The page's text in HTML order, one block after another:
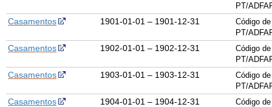
PT/
Casamentos 1901-01-01 – 1901-12-31
Código
PT/
Casamentos 1902-01-01 – 1902-12-31
Código
PT/
Casamentos 1903-01-01 – 1903-12-31
Código
PT/
Casamentos 1904-01-01 – 1904-12-31
Código